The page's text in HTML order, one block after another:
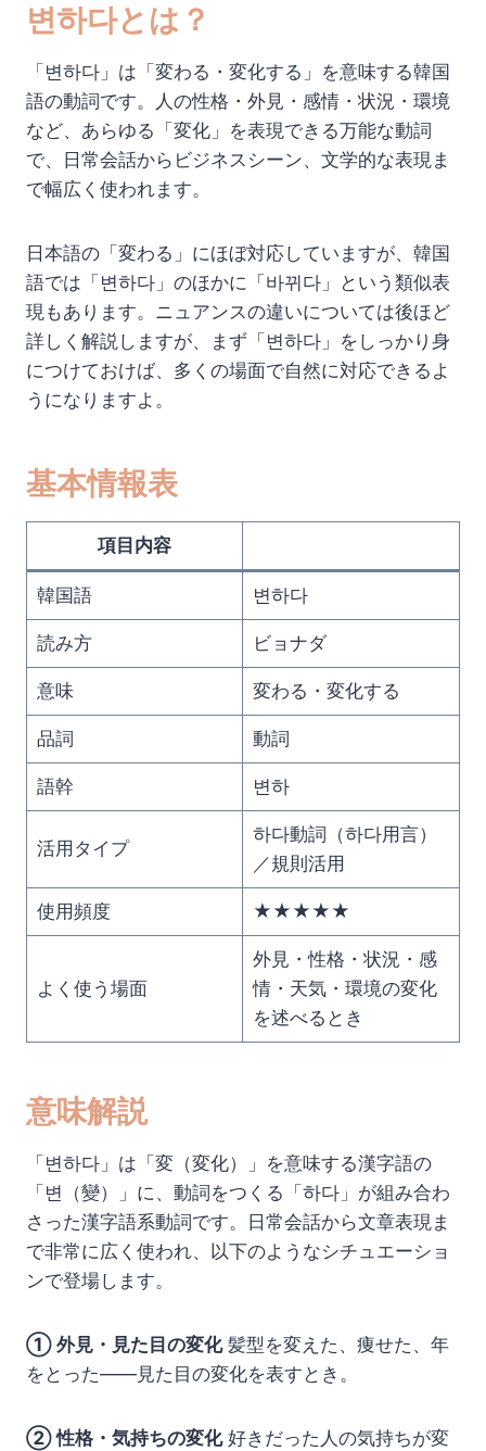
변하다とは？
「변하다」は「変わる・変化する」を意味する韓国
語の動詞です。人の性格・外見・感情・状況・環境
など、あらゆる「変化」を表現できる万能な動詞
で、日常会話からビジネスシーン、文学的な表現ま
で幅広く使われます。
日本語の「変わる」にほぼ対応していますが、韓国
語では「변하다」のほかに「바뀌다」という類似表
現もあります。ニュアンスの違いについては後ほど
詳しく解説しますが、まず「변하다」をしっかり身
につけておけば、多くの場面で自然に対応できるよ
うになりますよ。
基本情報表
項目内容
韓国語 변하다
読み方 ビョナダ
意味 変わる・変化する
品詞 動詞
語幹 변하
活用タイプ
하다動詞（하다用言）
／規則活用
使用頻度 ★★★★★
よく使う場面
外見・性格・状況・感
情・天気・環境の変化
を述べるとき
意味解説
「변하다」は「変（変化）」を意味する漢字語の
「변（變）」に、動詞をつくる「하다」が組み合わ
さった漢字語系動詞です。日常会話から文章表現ま
で非常に広く使われ、以下のようなシチュエーショ
ンで登場します。
① 外見・見た目の変化髪型を変えた、痩せた、年
をとった——見た目の変化を表すとき。
② 性格・気持ちの変化好きだった人の気持ちが変